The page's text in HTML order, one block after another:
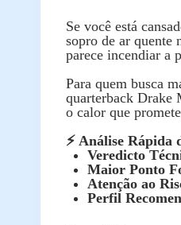
Se você está
sopro de ar quente
parece incendiar a
Para quem busca
quarterback Drake
o calor que
⚡ Análise Rápida
Veredicto
Maior Ponto
Atenção ao
Perfil